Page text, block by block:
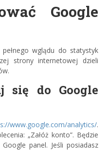
Google
wglądu do statystyk
strony internetowej dzieli
się do Google
www.google.com/analytics/.
„Załóż konto”. Będzie
panel. Jeśli posiadasz